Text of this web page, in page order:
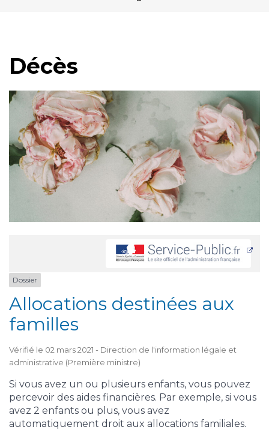
Décès
Dossier
Allocations destinées aux
familles
Vérifié le 02 mars 2021 - Direction de l'information légale et
administrative (Première ministre)
Si vous avez un ou plusieurs enfants, vous pouvez
percevoir des aides financières. Par exemple, si vous
avez 2 enfants ou plus, vous avez
automatiquement droit aux allocations familiales.